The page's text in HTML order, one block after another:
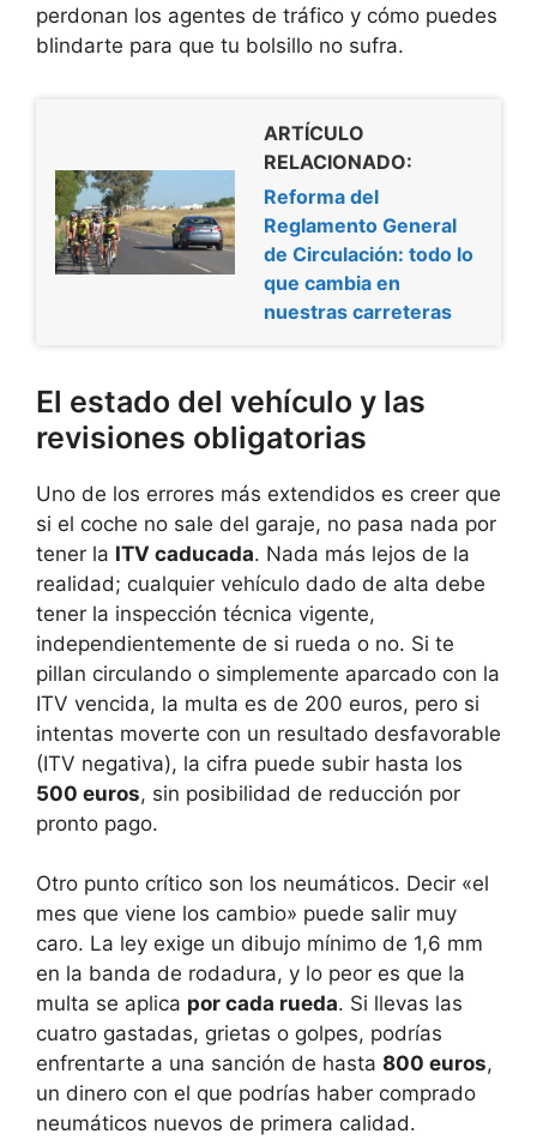
perdonan los agentes de tráfico y cómo puedes
blindarte para que tu bolsillo no sufra.
ARTÍCULO
RELACIONADO:
Reforma del
Reglamento General
de Circulación: todo lo
que cambia en
nuestras carreteras
El estado del vehículo y las
revisiones obligatorias
Uno de los errores más extendidos es creer que
si el coche no sale del garaje, no pasa nada por
tener la ITV caducada. Nada más lejos de la
realidad; cualquier vehículo dado de alta debe
tener la inspección técnica vigente,
independientemente de si rueda o no. Si te
pillan circulando o simplemente aparcado con la
ITV vencida, la multa es de 200 euros, pero si
intentas moverte con un resultado desfavorable
(ITV negativa), la cifra puede subir hasta los
500 euros, sin posibilidad de reducción por
pronto pago.
Otro punto crítico son los neumáticos. Decir «el
mes que viene los cambio» puede salir muy
caro. La ley exige un dibujo mínimo de 1,6 mm
en la banda de rodadura, y lo peor es que la
multa se aplica por cada rueda. Si llevas las
cuatro gastadas, grietas o golpes, podrías
enfrentarte a una sanción de hasta 800 euros,
un dinero con el que podrías haber comprado
neumáticos nuevos de primera calidad.